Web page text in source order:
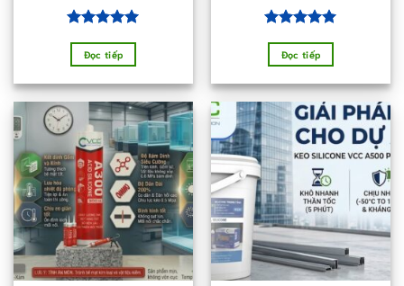
hạng 5.00
5 sao
Đọc tiếp
hạng 5.00
5 sao
Đọc tiếp